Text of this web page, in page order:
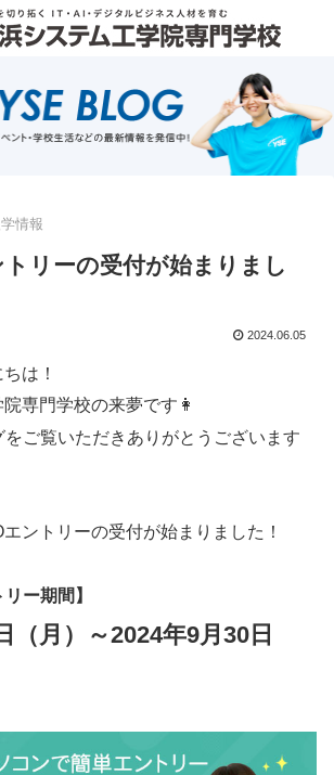
学情報
リーの受付が始まりまし
2024.06.05
は！
専門学校の来夢です👩
ご覧いただきありがとうございます
ントリーの受付が始まりました！
ー期間】
（月）～2024年9月30日